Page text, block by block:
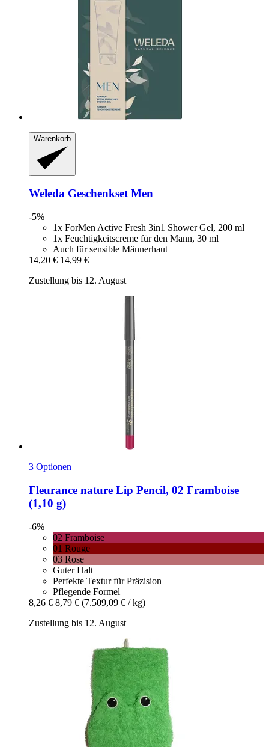
Warenkorb
Weleda Geschenkset Men
-5%
1x ForMen Active Fresh 3in1 Shower Gel, 200 ml
1x Feuchtigkeitscreme für den Mann, 30 ml
Auch für sensible Männerhaut
14,20 € 14,99 €
Zustellung bis 12. August
3 Optionen
Fleurance nature Lip Pencil, 02 Framboise
(1,10 g)
-6%
02 Framboise
01 Rouge
03 Rose
Guter Halt
Perfekte Textur für Präzision
Pflegende Formel
8,26 € 8,79 € (7.509,09 € / kg)
Zustellung bis 12. August